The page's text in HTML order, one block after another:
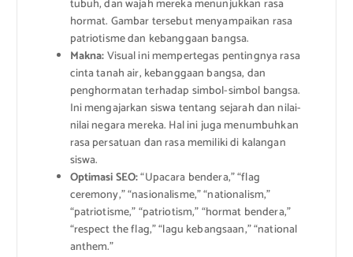
tubuh, dan wajah mereka menunjukkan rasa
hormat. Gambar tersebut menyampaikan rasa
patriotisme dan kebanggaan bangsa.
Makna:Visual ini mempertegas pentingnya rasa
cinta tanah air, kebanggaan bangsa, dan
penghormatan terhadap simbol-simbol bangsa.
Ini mengajarkan siswa tentang sejarah dan nilai-
nilai negara mereka. Hal ini juga menumbuhkan
rasa persatuan dan rasa memiliki di kalangan
siswa.
Optimasi SEO:“Upacara bendera,” “flag
ceremony,” “nasionalisme,” “nationalism,”
“patriotisme,” “patriotism,” “hormat bendera,”
“respect the flag,” “lagu kebangsaan,” “national
anthem.”